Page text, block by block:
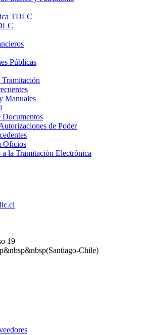
TDLC
Públicas
Tramitación
Manuales
Documentos
de Poder
Oficios
a la Tramitación Electrónica
19
Chile)